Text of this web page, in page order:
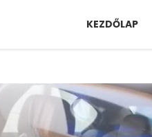
KEZDŐLAP